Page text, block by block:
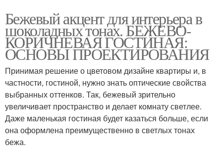
Бежевый акцент для интерьера в
шоколадных тонах. БЕЖЕВО-
КОРИЧНЕВАЯ ГОСТИНАЯ:
ОСНОВЫ ПРОЕКТИРОВАНИЯ
Принимая решение о цветовом дизайне квартиры и, в
частности, гостиной, нужно знать оптические свойства
выбранных оттенков. Так, бежевый зрительно
увеличивает пространство и делает комнату светлее.
Даже маленькая гостиная будет казаться больше, если
она оформлена преимущественно в светлых тонах
бежа.